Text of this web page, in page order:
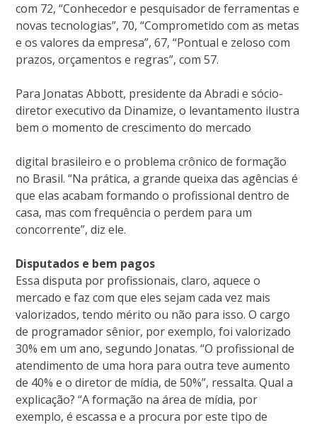
com 72, “Conhecedor e pesquisador de ferramentas e
novas tecnologias”, 70, “Comprometido com as metas
e os valores da empresa”, 67, “Pontual e zeloso com
prazos, orçamentos e regras”, com 57.
Para Jonatas Abbott, presidente da Abradi e sócio-
diretor executivo da Dinamize, o levantamento ilustra
bem o momento de crescimento do mercado
digital brasileiro e o problema crônico de formação
no Brasil. “Na prática, a grande queixa das agências é
que elas acabam formando o profissional dentro de
casa, mas com frequência o perdem para um
concorrente”, diz ele.
Disputados e bem pagos
Essa disputa por profissionais, claro, aquece o
mercado e faz com que eles sejam cada vez mais
valorizados, tendo mérito ou não para isso. O cargo
de programador sênior, por exemplo, foi valorizado
30% em um ano, segundo Jonatas. “O profissional de
atendimento de uma hora para outra teve aumento
de 40% e o diretor de mídia, de 50%”, ressalta. Qual a
explicação? “A formação na área de mídia, por
exemplo, é escassa e a procura por este tipo de